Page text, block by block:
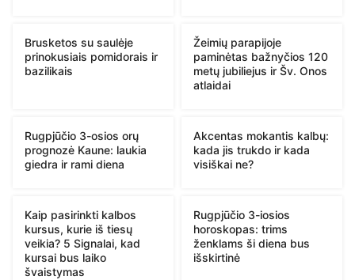
Brusketos su saulėje
prinokusiais pomidorais ir
bazilikais
Žeimių parapijoje
paminėtas bažnyčios 120
metų jubiliejus ir Šv. Onos
atlaidai
Rugpjūčio 3-osios orų
prognozė Kaune: laukia
giedra ir rami diena
Akcentas mokantis kalbų:
kada jis trukdo ir kada
visiškai ne?
Kaip pasirinkti kalbos
kursus, kurie iš tiesų
veikia? 5 Signalai, kad
kursai bus laiko
švaistymas
Rugpjūčio 3-iosios
horoskopas: trims
ženklams ši diena bus
išskirtinė